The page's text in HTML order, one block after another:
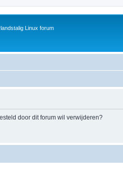
Linux forum
door dit forum wil verwijderen?